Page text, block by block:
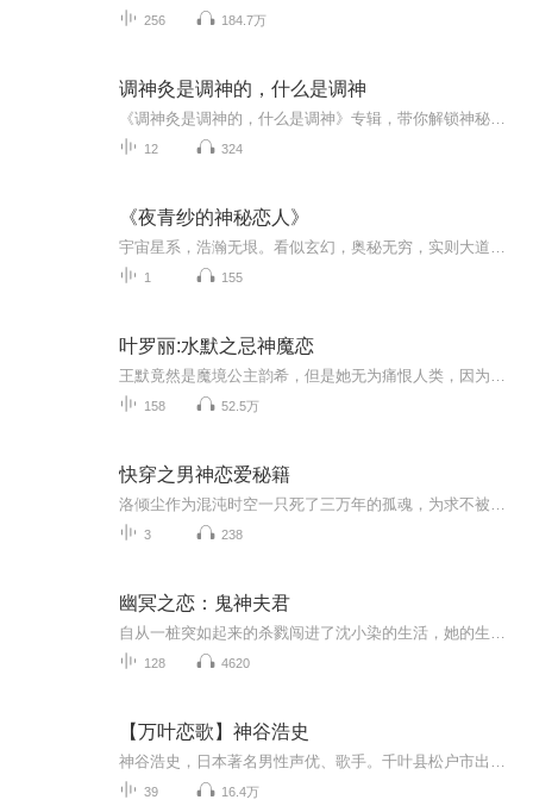
256 184.7万
调神灸是调神的，什么是调神
12 324
《夜青纱的神秘恋人》
1 155
叶罗丽:水默之忌神魔恋
158 52.5万
快穿之男神恋爱秘籍
3 238
幽冥之恋：鬼神夫君
128 4620
【万叶恋歌】神谷浩史
39 16.4万